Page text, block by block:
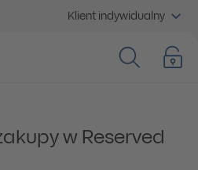
Klient indywidualny
w Reserved